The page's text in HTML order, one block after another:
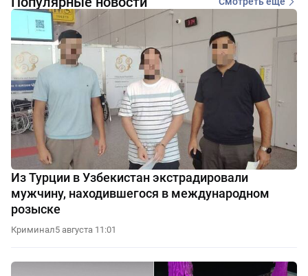
Из Турции в Узбекистан экстрадировали
мужчину, находившегося в международном
розыске
Криминал5 августа 11:01